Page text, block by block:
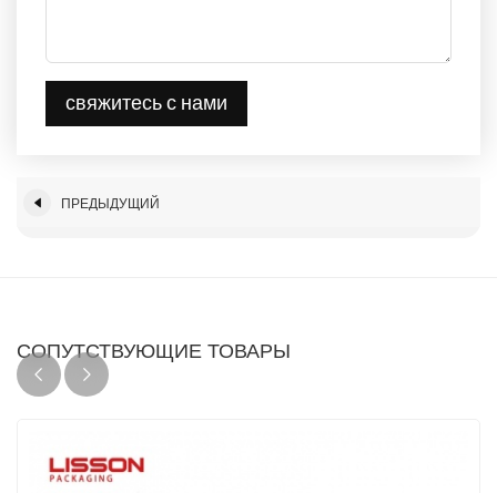
свяжитесь с нами
ПРЕДЫДУЩИЙ
СОПУТСТВУЮЩИЕ ТОВАРЫ